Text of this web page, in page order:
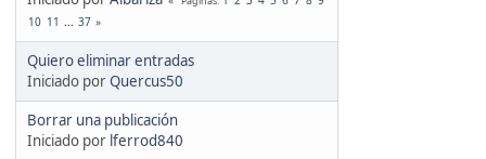
10 11 ... 37
Quiero eliminar entradas
Iniciado porQuercus50
Borrar una publicación
Iniciado por lferrod840